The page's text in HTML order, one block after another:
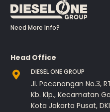
Need More Info?
Head Office
DIESEL ONE GROUP
Jl. Pecenongan No.3,
Kb. Klp., Kecamatan
Kota Jakarta Pusat,